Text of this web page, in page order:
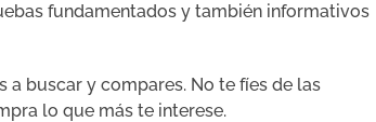
fundamentados y también informativos
a buscar y compares. No te fíes de las
lo que más te interese.